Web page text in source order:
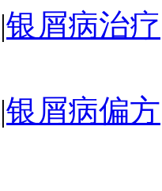
|银屑病治疗
|银屑病偏方